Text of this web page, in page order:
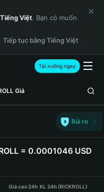
Tiếng Việt. Bạn có muốn
Tiếp tục bằng Tiếng Việt
Tải xuống ngay
Giá
Rủi ro
= 0.0001046 USD
Giá cao 24h KL 24h (RICKROLL)